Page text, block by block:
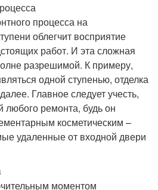
процесса на
облегчит восприятие
работ. И эта сложная
разрешимой. К примеру,
одной ступенью, отделка
Главное следует учесть,
любого ремонта, будь он
косметическим –
удаленные от входной двери
моментом